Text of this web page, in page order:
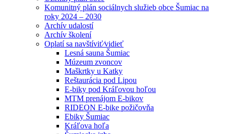
Komunitný plán sociálnych služieb obce Šumiac na
roky 2024 – 2030
Archív udalostí
Archív školení
Oplatí sa navštíviť⁄vidieť
Lesná sauna Šumiac
Múzeum zvoncov
Maškrtky u Katky
Reštaurácia pod Lipou
E-biky pod Kráľovou hoľou
MTM prenájom E-bikov
RIDEON E-bike požičovňa
Ebiky Šumiac
Kráľova hoľa